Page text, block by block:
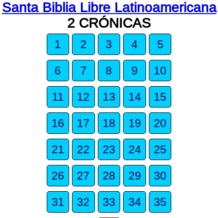
Santa Biblia Libre Latinoamericana
2 CRÓNICAS
1 2 3 4 5
6 7 8 9 10
11 12 13 14 15
16 17 18 19 20
21 22 23 24 25
26 27 28 29 30
31 32 33 34 35